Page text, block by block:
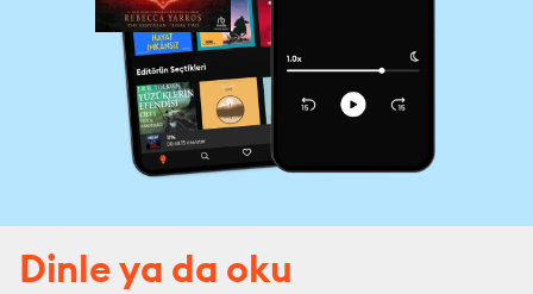
Dinle ya da oku